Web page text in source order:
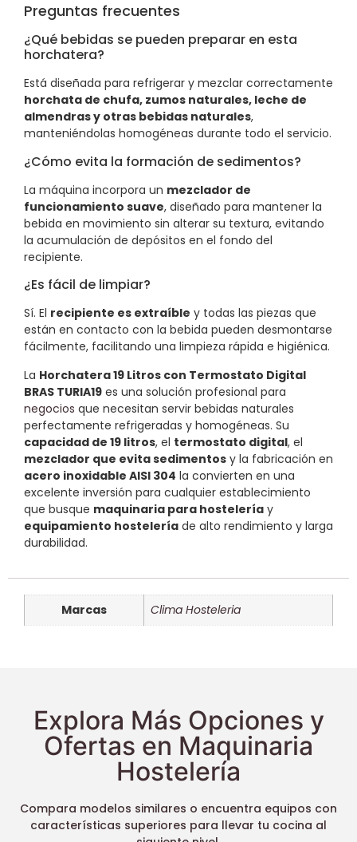
Preguntas frecuentes
¿Qué bebidas se pueden preparar en esta
horchatera?
Está diseñada para refrigerar y mezclar correctamente
horchata de chufa, zumos naturales, leche de
almendras y otras bebidas naturales,
manteniéndolas homogéneas durante todo el servicio.
¿Cómo evita la formación de sedimentos?
La máquina incorpora un mezclador de
funcionamiento suave, diseñado para mantener la
bebida en movimiento sin alterar su textura, evitando
la acumulación de depósitos en el fondo del
recipiente.
¿Es fácil de limpiar?
Sí. El recipiente es extraíble y todas las piezas que
están en contacto con la bebida pueden desmontarse
fácilmente, facilitando una limpieza rápida e higiénica.
La Horchatera 19 Litros con Termostato Digital
BRAS TURIA19 es una solución profesional para
negocios que necesitan servir bebidas naturales
perfectamente refrigeradas y homogéneas. Su
capacidad de 19 litros, el termostato digital, el
mezclador que evita sedimentos y la fabricación en
acero inoxidable AISI 304 la convierten en una
excelente inversión para cualquier establecimiento
que busque maquinaria para hostelería y
equipamiento hostelería de alto rendimiento y larga
durabilidad.
Marcas Clima Hosteleria
Explora Más Opciones y
Ofertas en Maquinaria
Hostelería
Compara modelos similares o encuentra equipos con
características superiores para llevar tu cocina al